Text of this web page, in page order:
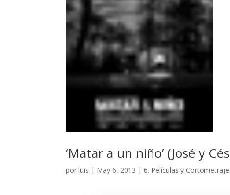
‘Matar a un niño’ (José y
porluis | May 6, 2013 |6. Películas y